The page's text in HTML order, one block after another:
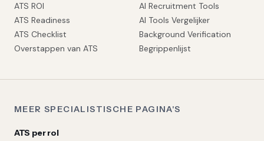
ATS ROI
ATS Readiness
ATS Checklist
Overstappen van ATS
AI Recruitment Tools
AI Tools Vergelijker
Background Verification
Begrippenlijst
MEER SPECIALISTISCHE PAGINA'S
ATS per rol